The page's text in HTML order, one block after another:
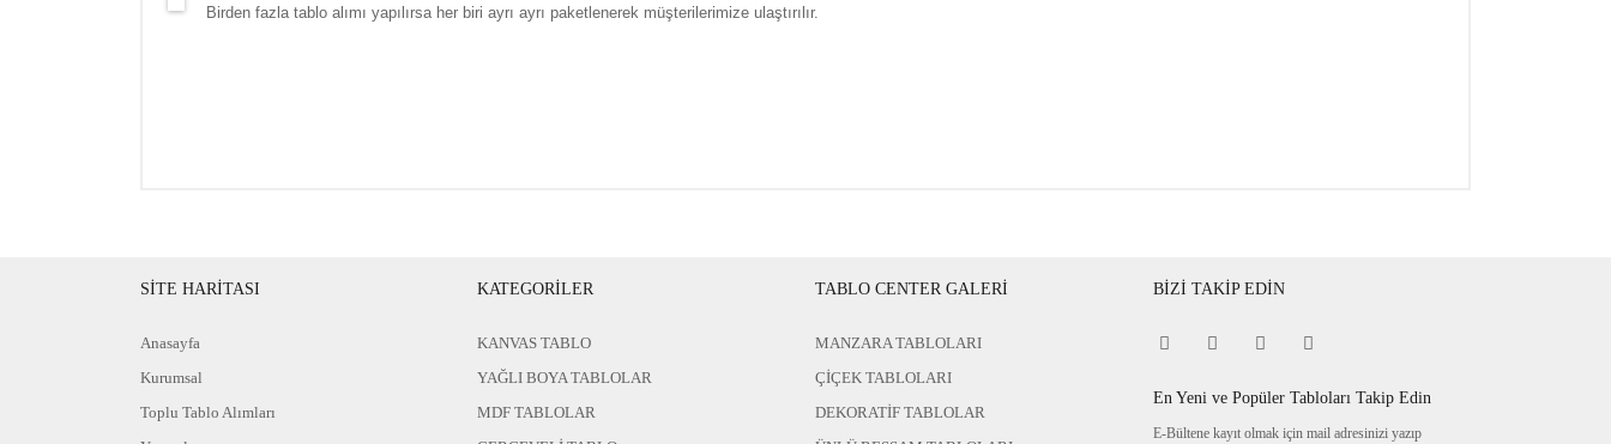
Birden fazla tablo alımı yapılırsa her biri ayrı ayrı paketlenerek müşterilerimize ulaştırılır.
SİTE HARİTASI
Anasayfa
Kurumsal
Toplu Tablo Alımları
KATEGORİLER
KANVAS TABLO
YAĞLI BOYA TABLOLAR
MDF TABLOLAR
TABLO CENTER GALERİ
MANZARA TABLOLARI
ÇİÇEK TABLOLARI
DEKORATİF TABLOLAR
BİZİ TAKİP EDİN
En Yeni ve Popüler Tabloları Takip Edin
E-Bültene kayıt olmak için mail adresinizi yazıp